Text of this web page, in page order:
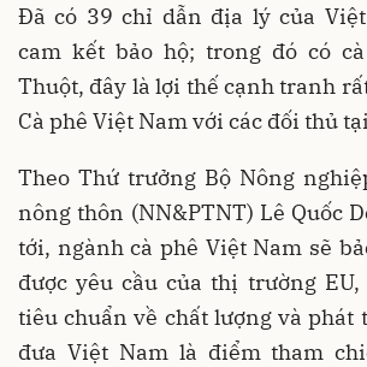
Đã có 39 chỉ dẫn địa lý của
cam kết bảo hộ; trong đó có
Thuột, đây là lợi thế cạnh tranh
Cà phê Việt Nam với các đối thủ
Theo Thứ trưởng Bộ Nông
nông thôn (NN&PTNT) Lê Quốc
tới, ngành cà phê Việt Nam sẽ
được yêu cầu của thị trường
tiêu chuẩn về chất lượng và phát
đưa Việt Nam là điểm tham